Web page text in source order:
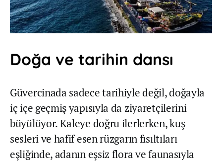
Doğa ve tarihin dansı
Güvercinada sadece tarihiyle değil, doğayla
iç içe geçmiş yapısıyla da ziyaretçilerini
büyülüyor. Kaleye doğru ilerlerken, kuş
sesleri ve hafif esen rüzgarın fısıltıları
eşliğinde, adanın eşsiz flora ve faunasıyla